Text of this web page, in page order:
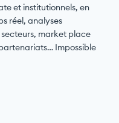
et institutionnels, en
réel, analyses
market place
Impossible